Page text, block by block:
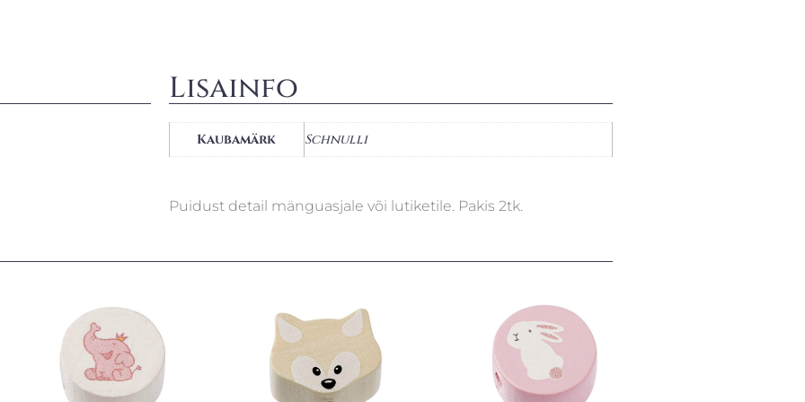
Lisainfo
Kaubamärk Schnulli
Puidust detail mänguasjale või lutiketile. Pakis 2tk.